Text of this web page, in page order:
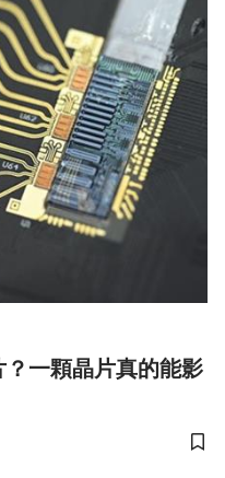
一顆晶片真的能影
儲